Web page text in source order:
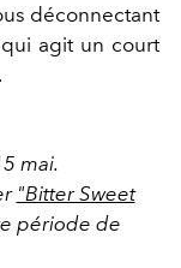
déconnectant
agit un court
mai.
"Bitter Sweet
période de